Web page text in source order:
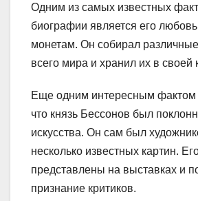
Одним из самых известных
биографии является его
монетам. Он собирал
всего мира и хранил их в своей
Еще одним интересным фактом
что князь Бессонов был
искусства. Он сам был
несколько известных картин.
представлены на выставках и
признание критиков.